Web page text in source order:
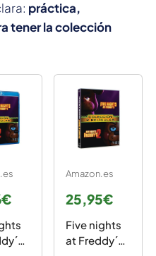
práctica,
tener la colección
Amazon.es
25,95€
Five nights
at Freddy´s.